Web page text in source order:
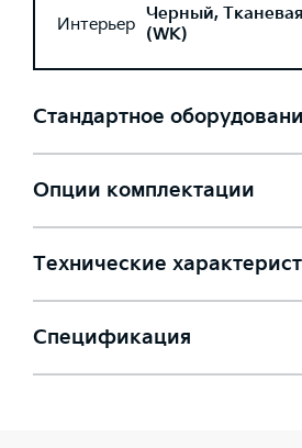
Интерьер Черный,
(WK)
Стандартное
Опции комплектации
Технические
Спецификация